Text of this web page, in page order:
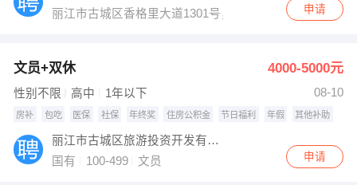
跟单
丽江市古城区香格里大道1301号，丽江市移动公司
申请
文员+双休 4000-5000元
性别不限 高中 1年以下 08-10
房补 包吃 医保 社保 年终奖 住房公积金 节日福利 年假 其他补助
丽江市古城区旅游投资开发有限公司
国有
100-499 文员 申请